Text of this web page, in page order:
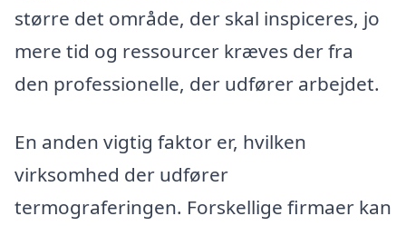
større det område, der skal inspiceres, jo
mere tid og ressourcer kræves der fra
den professionelle, der udfører arbejdet.
En anden vigtig faktor er, hvilken
virksomhed der udfører
termograferingen. Forskellige firmaer kan